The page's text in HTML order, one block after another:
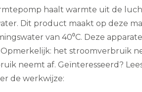
haalt warmte uit de
Dit product maakt op deze
van 40⁰C. Deze
het stroomverbruik
neemt af. Geïnteresseerd?
de werkwijze: